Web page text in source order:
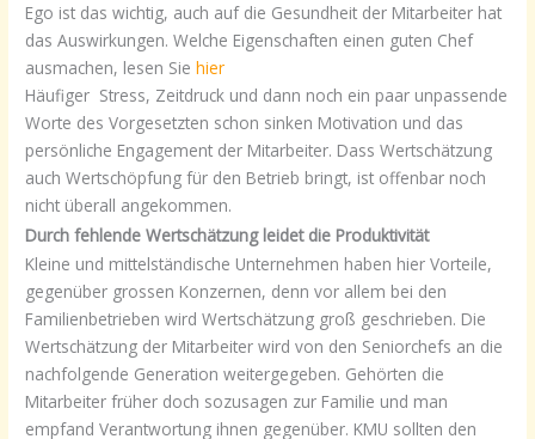
Ego ist das wichtig, auch auf die Gesundheit der Mitarbeiter hat
das Auswirkungen. Welche Eigenschaften einen guten Chef
ausmachen, lesen Siehier
Häufiger Stress, Zeitdruck und dann noch ein paar unpassende
Worte des Vorgesetzten schon sinken Motivation und das
persönliche Engagement der Mitarbeiter. Dass Wertschätzung
auch Wertschöpfung für den Betrieb bringt, ist offenbar noch
nicht überall angekommen.
Durch fehlende Wertschätzung leidet die Produktivität
Kleine und mittelständische Unternehmen haben hier Vorteile,
gegenüber grossen Konzernen, denn vor allem bei den
Familienbetrieben wird Wertschätzung groß geschrieben. Die
Wertschätzung der Mitarbeiter wird von den Seniorchefs an die
nachfolgende Generation weitergegeben. Gehörten die
Mitarbeiter früher doch sozusagen zur Familie und man
empfand Verantwortung ihnen gegenüber. KMU sollten den